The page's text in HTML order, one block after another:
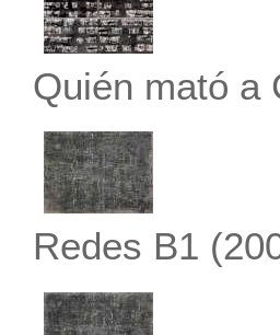
Quién mató a
Redes B1